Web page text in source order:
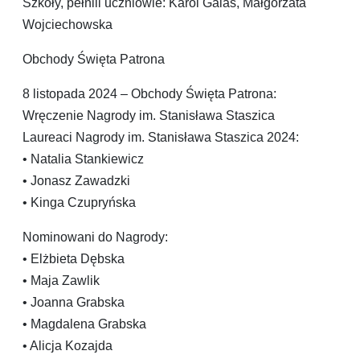
Wojciechowska
Obchody Święta Patrona
8 listopada 2024 – Obchody Święta Patrona:
Wręczenie Nagrody im. Stanisława Staszica
Laureaci Nagrody im. Stanisława Staszica 2024:
• Natalia Stankiewicz
• Jonasz Zawadzki
• Kinga Czupryńska
Nominowani do Nagrody:
• Elżbieta Dębska
• Maja Zawlik
• Joanna Grabska
• Magdalena Grabska
• Alicja Kozajda